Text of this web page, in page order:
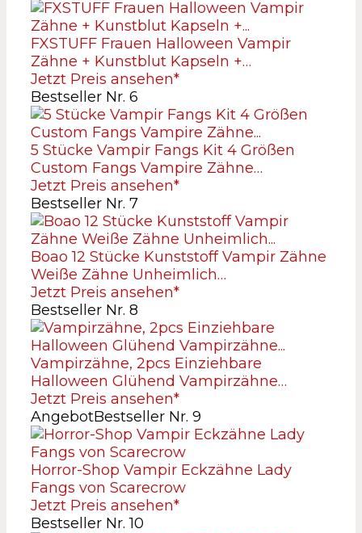
FXSTUFF Frauen Halloween Vampir
Zähne + Kunstblut Kapseln +…
Jetzt Preis ansehen*
Bestseller Nr. 6
5 Stücke Vampir Fangs Kit 4 Größen
Custom Fangs Vampire Zähne…
Jetzt Preis ansehen*
Bestseller Nr. 7
Boao 12 Stücke Kunststoff Vampir Zähne
Weiße Zähne Unheimlich…
Jetzt Preis ansehen*
Bestseller Nr. 8
Vampirzähne, 2pcs Einziehbare
Halloween Glühend Vampirzähne…
Jetzt Preis ansehen*
AngebotBestseller Nr. 9
Horror-Shop Vampir Eckzähne Lady
Fangs von Scarecrow
Jetzt Preis ansehen*
Bestseller Nr. 10